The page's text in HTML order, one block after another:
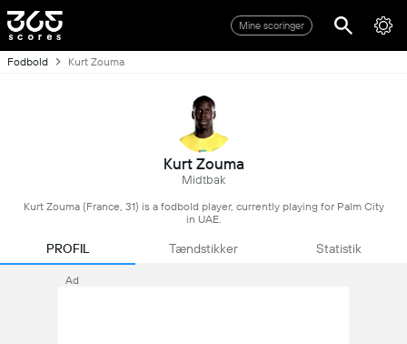
Mine scoringer
Fodbold Kurt Zouma
Kurt Zouma
Midtbak
Kurt Zouma (France, 31) is a fodbold player, currently playing for Palm City
in UAE.
PROFIL Tændstikker Statistik
Ad